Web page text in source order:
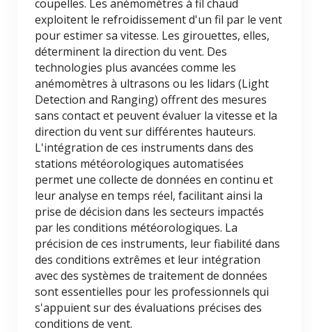
coupelles. Les anémomètres à fil chaud
exploitent le refroidissement d'un fil par le vent
pour estimer sa vitesse. Les girouettes, elles,
déterminent la direction du vent. Des
technologies plus avancées comme les
anémomètres à ultrasons ou les lidars (Light
Detection and Ranging) offrent des mesures
sans contact et peuvent évaluer la vitesse et la
direction du vent sur différentes hauteurs.
L'intégration de ces instruments dans des
stations météorologiques automatisées
permet une collecte de données en continu et
leur analyse en temps réel, facilitant ainsi la
prise de décision dans les secteurs impactés
par les conditions météorologiques. La
précision de ces instruments, leur fiabilité dans
des conditions extrêmes et leur intégration
avec des systèmes de traitement de données
sont essentielles pour les professionnels qui
s'appuient sur des évaluations précises des
conditions de vent.